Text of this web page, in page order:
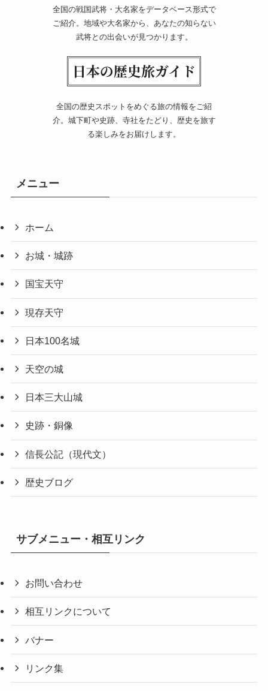
全国の戦国武将・大名家をデータベース形式で
ご紹介。地域や大名家から、あなたの知らない
武将との出会いが見つかります。
全国の歴史スポットをめぐる旅の情報をご紹
介。城下町や史跡、寺社をたどり、歴史を旅す
る楽しみをお届けします。
メニュー
ホーム
お城・城跡
国宝天守
現存天守
日本100名城
天空の城
日本三大山城
史跡・銅像
信長公記（現代文）
歴史ブログ
サブメニュー・相互リンク
お問い合わせ
相互リンクについて
バナー
リンク集